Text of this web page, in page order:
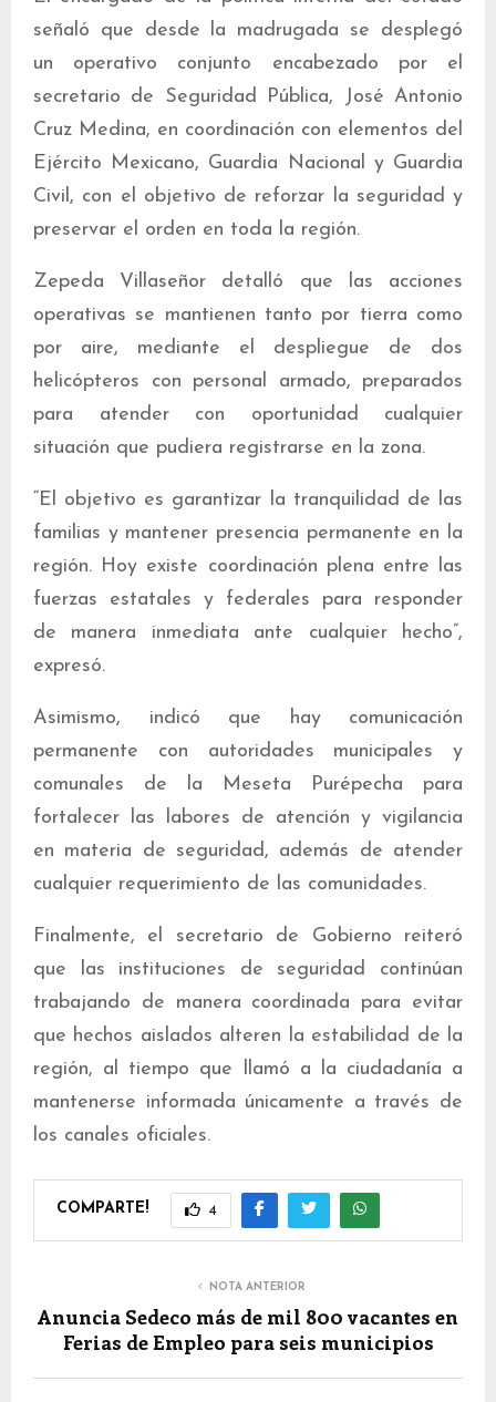
señaló que desde la madrugada se desplegó
un operativo conjunto encabezado por el
secretario de Seguridad Pública, José Antonio
Cruz Medina, en coordinación con elementos del
Ejército Mexicano, Guardia Nacional y Guardia
Civil, con el objetivo de reforzar la seguridad y
preservar el orden en toda la región.
Zepeda Villaseñor detalló que las acciones
operativas se mantienen tanto por tierra como
por aire, mediante el despliegue de dos
helicópteros con personal armado, preparados
para atender con oportunidad cualquier
situación que pudiera registrarse en la zona.
“El objetivo es garantizar la tranquilidad de las
familias y mantener presencia permanente en la
región. Hoy existe coordinación plena entre las
fuerzas estatales y federales para responder
de manera inmediata ante cualquier hecho”,
expresó.
Asimismo, indicó que hay comunicación
permanente con autoridades municipales y
comunales de la Meseta Purépecha para
fortalecer las labores de atención y vigilancia
en materia de seguridad, además de atender
cualquier requerimiento de las comunidades.
Finalmente, el secretario de Gobierno reiteró
que las instituciones de seguridad continúan
trabajando de manera coordinada para evitar
que hechos aislados alteren la estabilidad de la
región, al tiempo que llamó a la ciudadanía a
mantenerse informada únicamente a través de
los canales oficiales.
COMPARTE! 4
NOTA ANTERIOR
Anuncia Sedeco más de mil 800 vacantes en
Ferias de Empleo para seis municipios